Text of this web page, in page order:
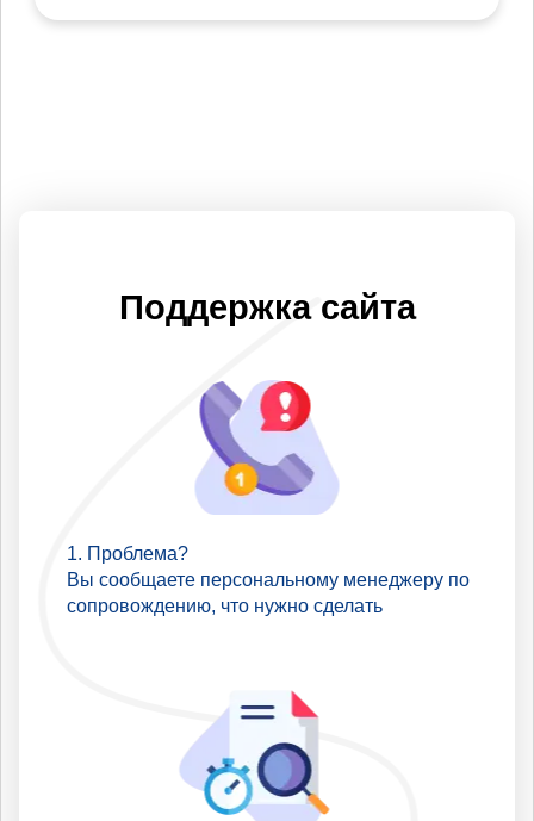
Поддержка сайта
Проблема?
Вы сообщаете персональному менеджеру по
сопровождению, что нужно сделать